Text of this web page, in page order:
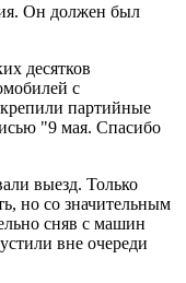
Он должен был
десятков
с
партийные
"9 мая. Спасибо
выезд. Только
но со значительным
сняв с машин
вне очереди